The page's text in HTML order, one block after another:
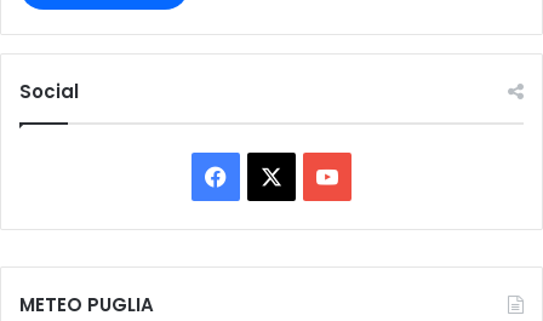
Social
a
c
o
u
METEO PUGLIA